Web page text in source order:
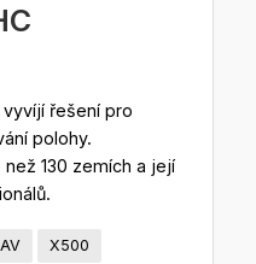
vyvíjí řešení pro
polohy.
130 zemích a její
X500